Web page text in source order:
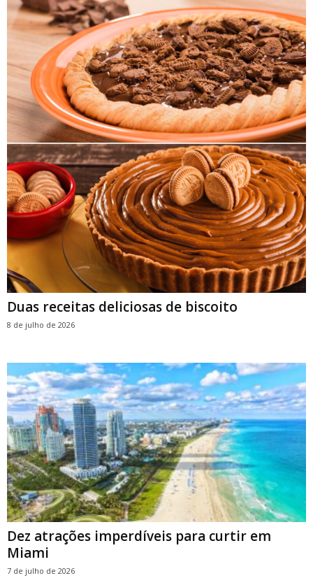
Duas receitas deliciosas de biscoito
8 de julho de 2026
Dez atrações imperdíveis para curtir em
Miami
7 de julho de 2026